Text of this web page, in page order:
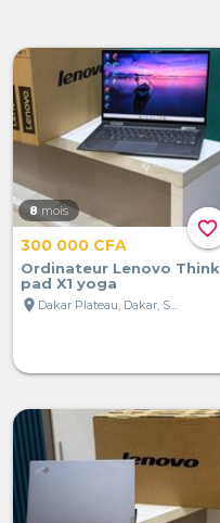
favorite_border
8 mois
300 000 CFA
Ordinateur Lenovo Think
pad X1 yoga
location_on
Dakar Plateau, Dakar, Sénégal